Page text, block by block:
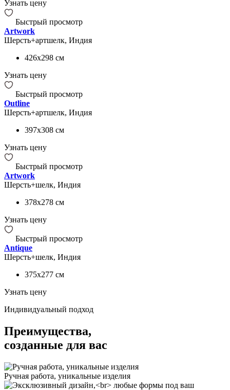
Узнать цену
Быстрый просмотр
Artwork
Шерсть+артшелк, Индия
426x298 см
Узнать цену
Быстрый просмотр
Outline
Шерсть+артшелк, Индия
397x308 см
Узнать цену
Быстрый просмотр
Artwork
Шерсть+шелк, Индия
378x278 см
Узнать цену
Быстрый просмотр
Antique
Шерсть+шелк, Индия
375x277 см
Узнать цену
Индивидуальный подход
Преимущества,
созданные для вас
Ручная работа, уникальные изделия